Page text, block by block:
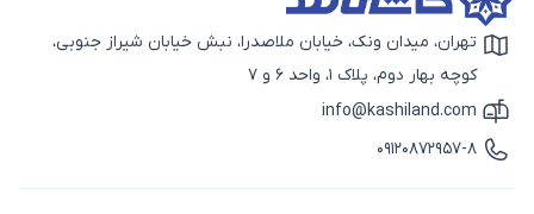
در انتخاب بهترین نوع چسب، به محل استفاده و نوع سطح
دقت کنید.چسب کاشی پودریبرای حمام، سرویس بهداشتی،
استخر و فضاهای مرطوب مناسب و در برابر آب و دما مقاوم
است.
چسب کاشی خمیری
اتاق‌ها یا آشپزخانه مناسب است. همچنین سرعت اجرای
آیکون نقشه
تهران، میدان ونک، خیابان ملاصدرا، نبش خیابان شیراز جنوبی،
کوچه بهار دوم، پلاک 1، واحد 6 و 7
آیکون ایمیل
info@kashiland.com
آیکون تماس
09120872957-8